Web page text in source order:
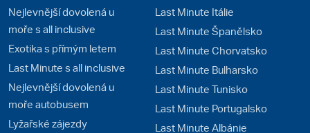
Nejlevnější dovolená u
moře s all inclusive
Exotika s přímým letem
Last Minute s all inclusive
Nejlevnější dovolená u
moře autobusem
Lyžařské zájezdy
Last Minute Itálie
Last Minute Španělsko
Last Minute Chorvatsko
Last Minute Bulharsko
Last Minute Tunisko
Last Minute Portugalsko
Last Minute Albánie